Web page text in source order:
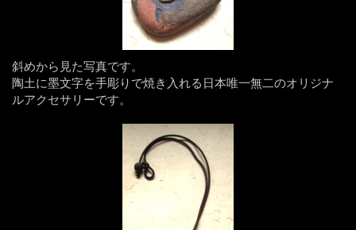
斜めから見た写真です。
陶土に墨文字を手彫りで焼き入れる日本唯一無二のオリジナ
ルアクセサリーです。